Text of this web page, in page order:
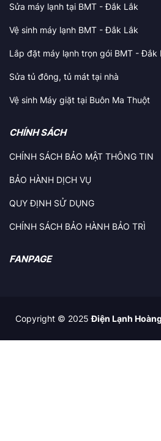
Sửa máy lạnh tại BMT - Đắk Lắk
Vệ sinh máy lạnh BMT - Đắk Lắk
Lắp đặt máy lạnh trọn gói BMT - Đắk
Sửa tủ đông, tủ mát tại nhà
Vệ sinh Máy giặt tại Buôn Ma Thuột
CHÍNH SÁCH
CHÍNH SÁCH BẢO MẬT THÔNG TIN
BẢO HÀNH DỊCH VỤ
QUY ĐỊNH SỬ DỤNG
CHÍNH SÁCH BẢO HÀNH BẢO TRÌ
FANPAGE
Copyright © 2025Điện Lạnh